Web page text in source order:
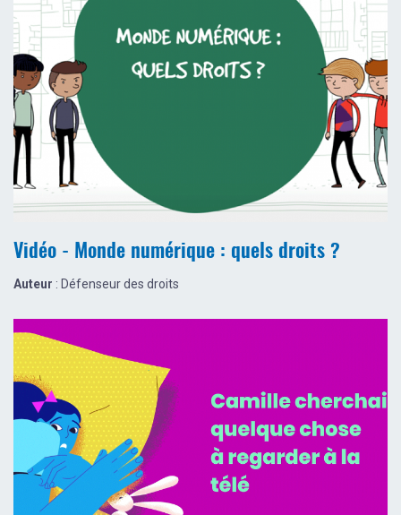
Vidéo - Monde numérique : quels droits ?
Auteur : Défenseur des droits